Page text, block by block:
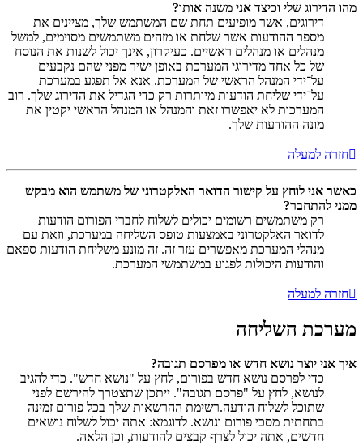
מהו הדירוג שלי וכיצד אני משנה אותו?
דירוגים, אשר מופיעים תחת שם המשתמש שלך, מציינים את
מספר ההודעות אשר שלחת או מזהים משתמשים מסוימים, למשל
מנהלים או מנהלים ראשיים. כעיקרון, אינך יכול לשנות את הנוסח
של כל אחד מדירוגי המערכת באופן ישיר מפני שהם נקבעים
על־ידי המנהל הראשי של המערכת. אנא אל תפגע במערכת
על־ידי שליחת הודעות מיותרות רק כדי הגדיל את הדירוג שלך. רוב
המערכות לא יאפשרו זאת והמנהל או המנהל הראשי יקטין את
מונה ההודעות שלך.
חזרה למעלה
כאשר אני לוחץ על קישור הדואר האלקטרוני של משתמש הוא מבקש
ממני להתחבר?
רק משתמשים רשומים יכולים לשלוח לחברי הפורום הודעות
לדואר האלקטרוני באמצעות טופס השליחה במערכת, וזאת עם
מנהלי המערכת מאפשרים עזר זה. זה מונע משליחת הודעות ספאם
והודעות היכולות לפגוע במשתמשי המערכת.
חזרה למעלה
מערכת השליחה
איך אני יוצר נושא חדש או מפרסם תגובה?
כדי לפרסם נושא חדש בפורום, לחץ על "נושא חדש". כדי להגיב
לנושא, לחץ על "פרסם תגובה". ייתכן שתצטרך להירשם לפני
שתוכל לשלוח הודעה.רשימת ההרשאות שלך בכל פורום זמינה
בתחתית מסכי פורום ונושא. לדוגמא: אתה יכול לשלוח נושאים
חדשים, אתה יכול לצרף קבצים להודעות, וכן הלאה.